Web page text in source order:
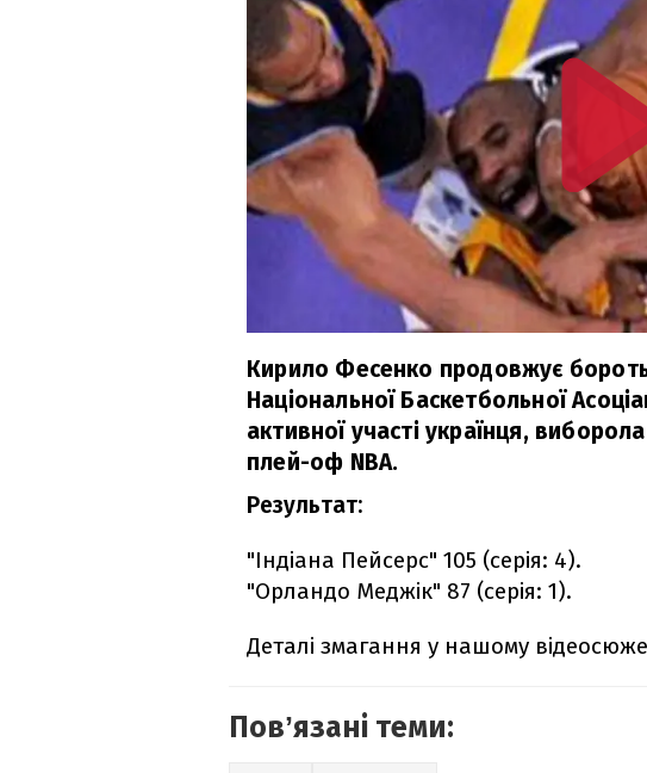
Кирило Фесенко продовжує
Національної Баскетбольної
активної участі українця,
плей-оф NBA.
Результат:
"Індіана Пейсерс" 105 (серія: 4).
"Орландо Меджік" 87 (серія: 1).
Деталі змагання у нашому
Повʼязані теми: